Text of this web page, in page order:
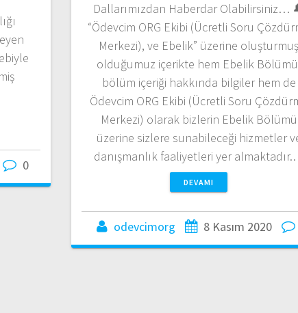
0
Dallarımızdan Haberdar Olabilirsiniz…
“Ödevcim ORG Ekibi (Ücretli Soru
Merkezi), ve Ebelik” üzerine oluşturmuş
olduğumuz içerikte hem Ebelik
bölüm içeriği hakkında bilgiler hem de
Ödevcim ORG Ekibi (Ücretli Soru
Merkezi) olarak bizlerin Ebelik Bölümü
üzerine sizlere sunabileceği hizmetler
danışmanlık faaliyetleri yer
DEVAMI
odevcimorg 8 Kasım 2020